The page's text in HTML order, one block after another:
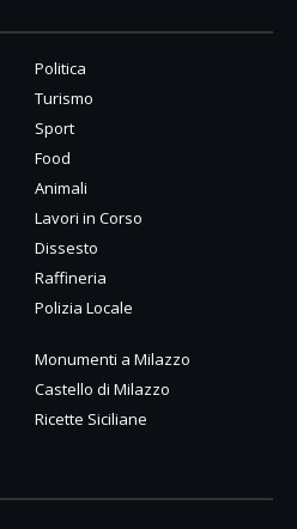
Politica
Turismo
Sport
Food
Animali
Lavori in Corso
Dissesto
Raffineria
Polizia Locale
Monumenti a Milazzo
Castello di Milazzo
Ricette Siciliane